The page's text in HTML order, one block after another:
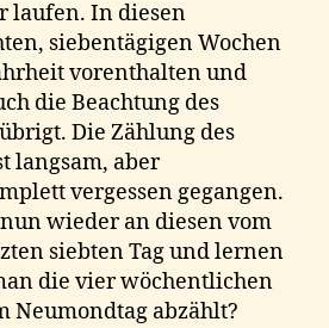
laufen. In diesen
siebentägigen Wochen
vorenthalten und
die Beachtung des
Die Zählung des
langsam, aber
vergessen gegangen.
wieder an diesen vom
siebten Tag und lernen
die vier wöchentlichen
Neumondtag abzählt?